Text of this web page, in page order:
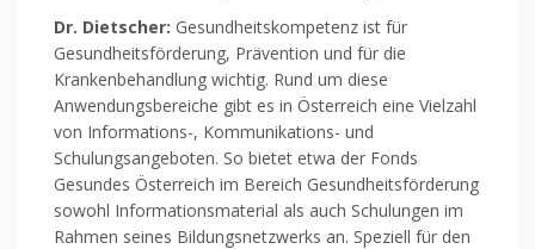
Dr. Dietscher: Gesundheitskompetenz ist für
Gesundheitsförderung, Prävention und für die
Krankenbehandlung wichtig. Rund um diese
Anwendungsbereiche gibt es in Österreich eine Vielzahl
von Informations-, Kommunikations- und
Schulungsangeboten. So bietet etwa der Fonds
Gesundes Österreich im Bereich Gesundheitsförderung
sowohl Informationsmaterial als auch Schulungen im
Rahmen seines Bildungsnetzwerks an. Speziell für den